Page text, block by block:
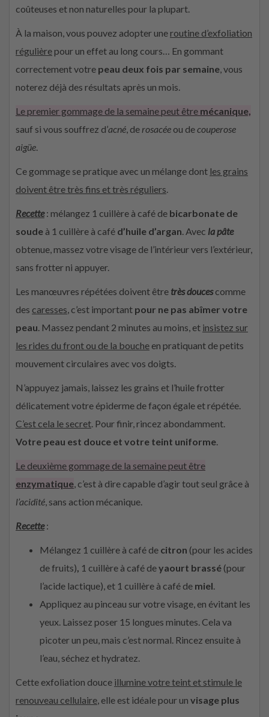
coûteuses et non naturelles pour la plupart.
À la maison, vous pouvez adopter uneroutine d’exfoliation
régulièrepour un effet au long cours… En gommant
correctement votre peau deux fois par semaine, vous
noterez déjà des résultats après un mois.
Le premier gommage de la semaine peut être mécanique,
sauf si vous souffrez d’acné, de rosacée ou decouperose
aigüe.
Ce gommage se pratique avec un mélange dont les grains
doivent être très fins et très réguliers.
Recette: mélangez 1 cuillère à café de bicarbonate de
soude à 1 cuillère à café d’huile d’argan. Avec la pâte
obtenue, massez votre visage de l’intérieur vers l’extérieur,
sans frotter ni appuyer.
Les manœuvres répétées doivent être très doucescomme
des caresses, c’est important pour ne pas abîmer votre
peau. Massez pendant 2 minutes au moins, et insistez sur
les rides du front ou de la bouche en pratiquant de petits
mouvement circulaires avec vos doigts.
N’appuyez jamais, laissez les grains et l’huile frotter
délicatement votre épiderme de façon égale et répétée.
C’est cela le secret. Pour finir, rincez abondamment.
Votre peau est douce et votre teint uniforme.
Le deuxième gommage de la semaine peut être
enzymatique, c’est à dire capable d’agir tout seul grâce à
l’acidité, sans action mécanique.
Recette:
Mélangez 1 cuillère à café de citron (pour les acides
de fruits), 1 cuillère à café deyaourt brassé (pour
l’acide lactique), et 1 cuillère à café de miel.
Appliquez au pinceau sur votre visage, en évitant les
yeux. Laissez poser 15 longues minutes. Cela va
picoter un peu, mais c’est normal. Rincez ensuite à
l’eau, séchez et hydratez.
Cette exfoliation douce illumine votre teint et stimule le
renouveau cellulaire, elle est idéale pour un visage plus